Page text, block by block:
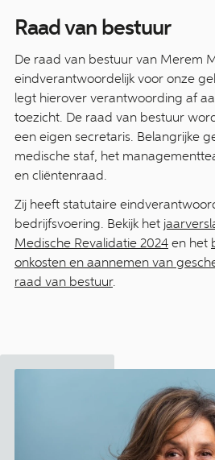
Raad van bestuur
De raad van bestuur van Merem
eindverantwoordelijk voor onze
legt hierover verantwoording af
toezicht. De raad van bestuur
een eigen secretaris. Belangrijke
medische staf, het
en cliëntenraad.
Zij heeft statutaire
bedrijfsvoering. Bekijk het
Medische Revalidatie 2024 en het
onkosten en aannemen van
raad van bestuur.